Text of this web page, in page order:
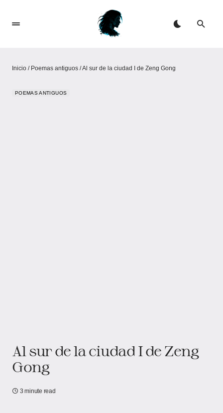
Inicio / Poemas antiguos /Al sur de la ciudad I de Zeng Gong
POEMAS ANTIGUOS
Al sur de la ciudad I de Zeng
Gong
3 minute read